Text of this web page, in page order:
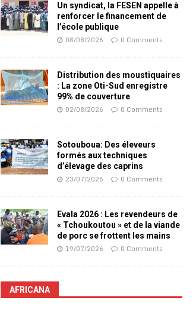
Un syndicat, la FESEN appelle à
renforcer le financement de
l’école publique
08/08/2026 0 Comments
Distribution des moustiquaires
: La zone Oti-Sud enregistre
99% de couverture
02/08/2026 0 Comments
Sotouboua: Des éleveurs
formés aux techniques
d’élevage des caprins
23/07/2026 0 Comments
Evala 2026 : Les revendeurs de
« Tchoukoutou » et de la viande
de porc se frottent les mains
19/07/2026 0 Comments
AFRICANA